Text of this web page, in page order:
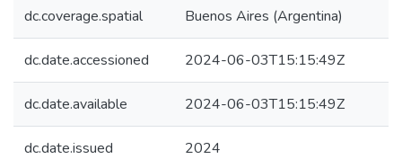
dc.coverage.spatial Buenos Aires (Argentina)
dc.date.accessioned 2024-06-03T15:15:49Z
dc.date.available 2024-06-03T15:15:49Z
dc.date.issued 2024